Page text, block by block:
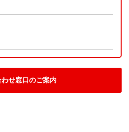
わせ窓口のご案内